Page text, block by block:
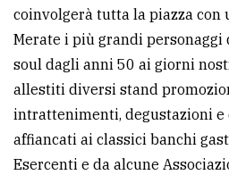
PRIVACY
Privacy
coinvolgerà tutta la piazza con
Merate i più grandi personaggi
soul dagli anni 50 ai giorni
allestiti diversi stand
intrattenimenti, degustazioni e
affiancati ai classici banchi
Esercenti e da alcune